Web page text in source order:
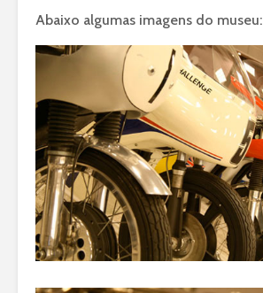
Abaixo algumas imagens do museu: